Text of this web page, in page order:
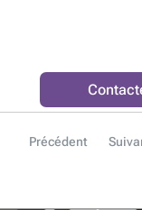
Précédent